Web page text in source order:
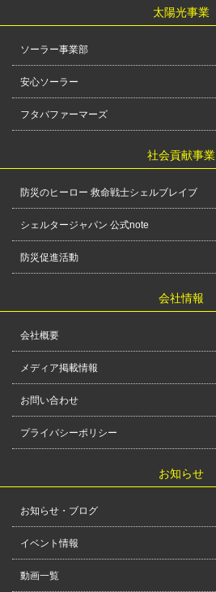
太陽光事業
ソーラー事業部
安心ソーラー
フタバファーマーズ
社会貢献事業
防災のヒーロー 救命戦士シェルブレイブ
シェルタージャパン 公式note
防災促進活動
会社情報
会社概要
メディア掲載情報
お問い合わせ
プライバシーポリシー
お知らせ
お知らせ・ブログ
イベント情報
動画一覧